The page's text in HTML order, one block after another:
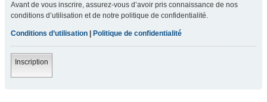
Avant de vous inscrire, assurez-vous d’avoir pris connaissance de nos
conditions d’utilisation et de notre politique de confidentialité.
Conditions d’utilisation Politique de confidentialité
Inscription